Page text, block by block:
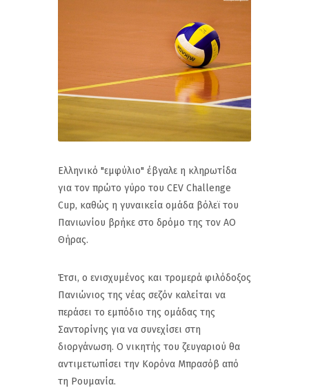
Ελληνικό "εμφύλιο" έβγαλε η κληρωτίδα
για τον πρώτο γύρο του CEV Challenge
Cup, καθώς η γυναικεία ομάδα βόλεϊ του
Πανιωνίου βρήκε στο δρόμο της τον ΑΟ
Θήρας.
Έτσι, ο ενισχυμένος και τρομερά φιλόδοξος
Πανιώνιος της νέας σεζόν καλείται να
περάσει το εμπόδιο της ομάδας της
Σαντορίνης για να συνεχίσει στη
διοργάνωση. Ο νικητής του ζευγαριού θα
αντιμετωπίσει την Κορόνα Μπρασόβ από
τη Ρουμανία.